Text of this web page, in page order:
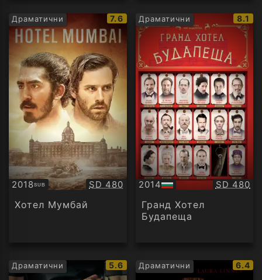
Драматични
IMDb
рейтинг:
7.6
2018SUB
Субтитри Качество:
SD 480
Хотел Мумбай
Драматични
IMDb
8.1
2014
БГ
аудио
SD 480
Гранд Хотел
Будапеща
Драматични
IMDb
рейтинг:
5.6 Драматични
IMDb
6.4